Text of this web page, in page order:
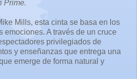
Prime.
Mills, esta cinta se basa en los
emociones. A través de un cruce
privilegiados de
y enseñanzas que entrega una
emerge de forma natural y